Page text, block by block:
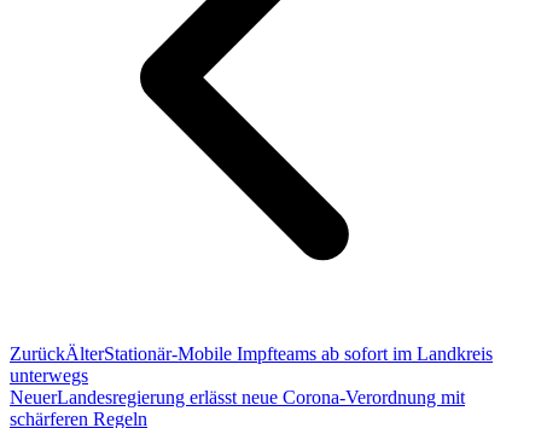
ZurückÄlterStationär-Mobile Impfteams ab sofort im Landkreis
unterwegs
NeuerLandesregierung erlässt neue Corona-Verordnung mit
schärferen Regeln